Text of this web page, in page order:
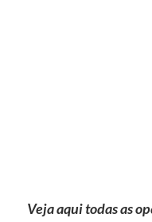
Veja aqui todas as